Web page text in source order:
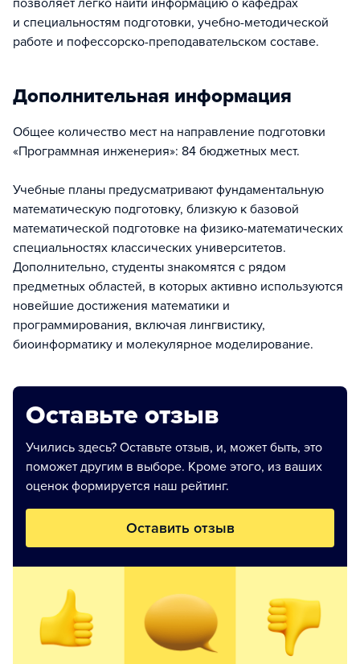
позволяет легко найти информацию о кафедрах
и специальностям подготовки, учебно-методической
работе и пофессорско-преподавательском составе.
Дополнительная информация
Общее количество мест на направление подготовки
«Программная инженерия»: 84 бюджетных мест.
Учебные планы предусматривают фундаментальную
математическую подготовку, близкую к базовой
математической подготовке на физико-математических
специальностях классических университетов.
Дополнительно, студенты знакомятся с рядом
предметных областей, в которых активно используются
новейшие достижения математики и
программирования, включая лингвистику,
биоинформатику и молекулярное моделирование.
Оставьте отзыв
Учились здесь? Оставьте отзыв, и, может быть, это
поможет другим в выборе. Кроме этого, из ваших
оценок формируется наш рейтинг.
Оставить отзыв